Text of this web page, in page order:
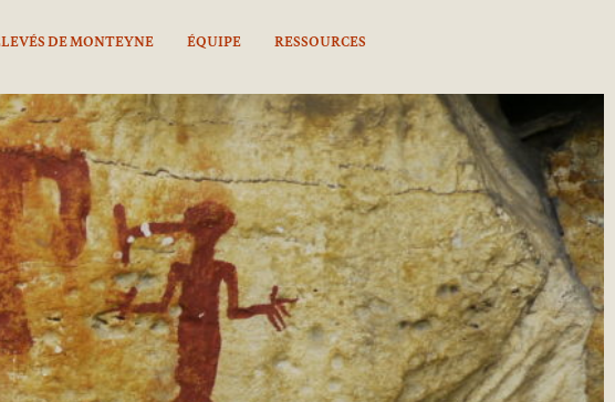
DE MONTEYNE ÉQUIPE RESSOURCES